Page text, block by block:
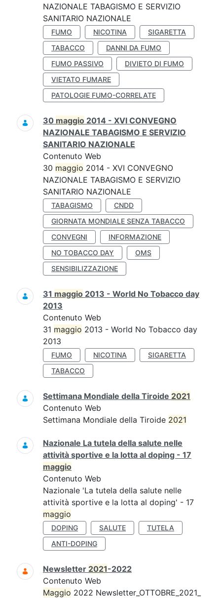
NAZIONALE TABAGISMO E SERVIZIO
SANITARIO NAZIONALE
FUMO NICOTINA
SIGARETTA
TABACCO
DANNI DA FUMO
FUMO PASSIVO
DIVIETO DI FUMO
VIETATO FUMARE
PATOLOGIE FUMO-CORRELATE
30 maggio 2014 - XVI CONVEGNO
NAZIONALE TABAGISMO E SERVIZIO
SANITARIO NAZIONALE
Contenuto Web
30 maggio 2014 - XVI CONVEGNO
NAZIONALE TABAGISMO E SERVIZIO
SANITARIO NAZIONALE
TABAGISMO
CNDD
GIORNATA MONDIALE SENZA TABACCO
CONVEGNI
INFORMAZIONE
NO TOBACCO DAY
OMS
SENSIBILIZZAZIONE
31 maggio 2013 - World No Tobacco day
2013
Contenuto Web
31 maggio 2013 - World No Tobacco day
2013
FUMO NICOTINA
SIGARETTA
TABACCO
Settimana Mondiale della Tiroide 2021
Contenuto Web
Settimana Mondiale della Tiroide 2021
Nazionale La tutela della salute nelle
attività sportive e la lotta al doping - 17
maggio
Contenuto Web
Nazionale 'La tutela della salute nelle
attività sportive e la lotta al doping' - 17
maggio
DOPING SALUTE
TUTELA
ANTI-DOPING
Newsletter 2021-2022
Contenuto Web
Maggio 2022 Newsletter_OTTOBRE_2021_